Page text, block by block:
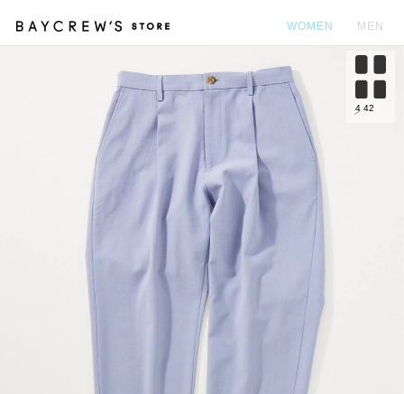
WOMEN MEN
4 42